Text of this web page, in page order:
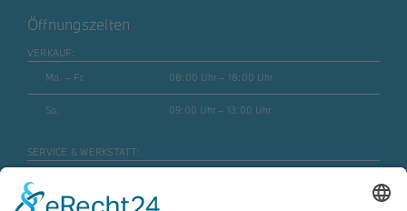
Öffnungszeiten
VERKAUF:
Mo. – Fr.
08:00 Uhr – 18:00 Uhr
Sa. 09:00 Uhr – 13:00 Uhr
SERVICE & WERKSTATT: